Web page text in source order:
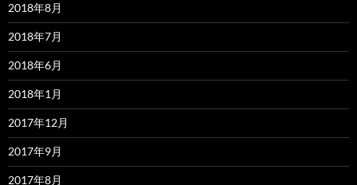
2018年8月
2018年7月
2018年6月
2018年1月
2017年12月
2017年9月
2017年8月